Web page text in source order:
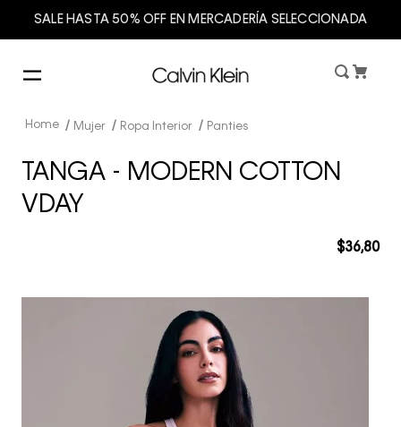
SALE HASTA 50% OFF EN MERCADERÍA SELECCIONADA
Mujer Ropa Interior Panties
TANGA - MODERN COTTON
VDAY
$36,80